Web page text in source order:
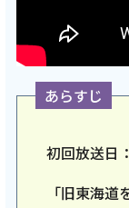
2025年 静
編 12月21
あらすじ
初回放送日
「旧東海